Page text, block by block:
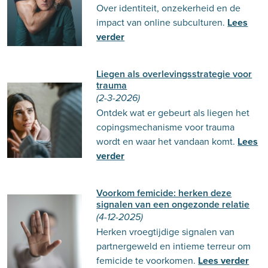
Over identiteit, onzekerheid en de
impact van online subculturen. Lees
verder
Liegen als overlevingsstrategie voor
trauma
(2-3-2026)
Ontdek wat er gebeurt als liegen het
copingsmechanisme voor trauma
wordt en waar het vandaan komt. Lees
verder
Voorkom femicide: herken deze
signalen van een ongezonde relatie
(4-12-2025)
Herken vroegtijdige signalen van
partnergeweld en intieme terreur om
femicide te voorkomen. Lees verder